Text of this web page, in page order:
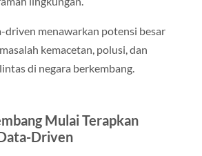
driven menawarkan potensi besar
kemacetan, polusi, dan
di negara berkembang.
Mulai Terapkan
Driven